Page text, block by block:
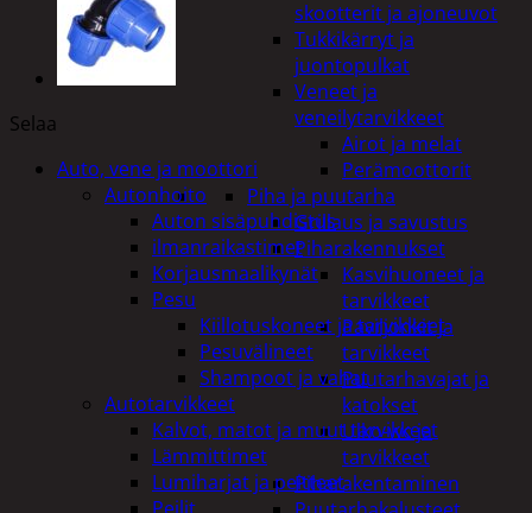
skootterit ja ajoneuvot
Tukkikärryt ja
juontopulkat
Veneet ja
veneilytarvikkeet
Airot ja melat
Perämoottorit
Piha ja puutarha
Grillaus ja savustus
Piharakennukset
Kasvihuoneet ja
tarvikkeet
Paviljonkit ja
tarvikkeet
Puutarhavajat ja
katokset
Ulko-wc ja
tarvikkeet
Piharakentaminen
Selaa
Auto, vene ja moottori
Autonhoito
Auton sisäpuhdistus
ilmanraikastimet
Korjausmaalikynät
Pesu
Kiillotuskoneet ja tarvikkeet
Pesuvälineet
Shampoot ja vahat
Autotarvikkeet
Kalvot, matot ja muut tarvikkeet
Lämmittimet
Lumiharjat ja peitteet